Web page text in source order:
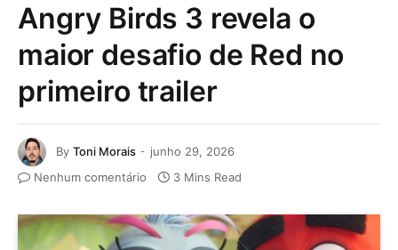
Angry Birds 3 revela o
maior desafio de Red no
primeiro trailer
By Toni Morais
junho 29, 2026
Nenhum comentário
3 Mins Read